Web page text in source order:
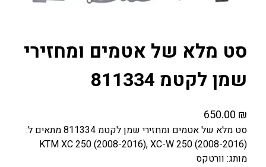
סט מלא של אטמים ומחזירי
שמן לקטמ 811334
650.00 ₪
סט מלא של אטמים ומחזירי שמן לקטמ 811334 מתאים ל:
KTM XC 250 (2008-2016), XC-W 250 (2008-2016)
מותג: וורטקס